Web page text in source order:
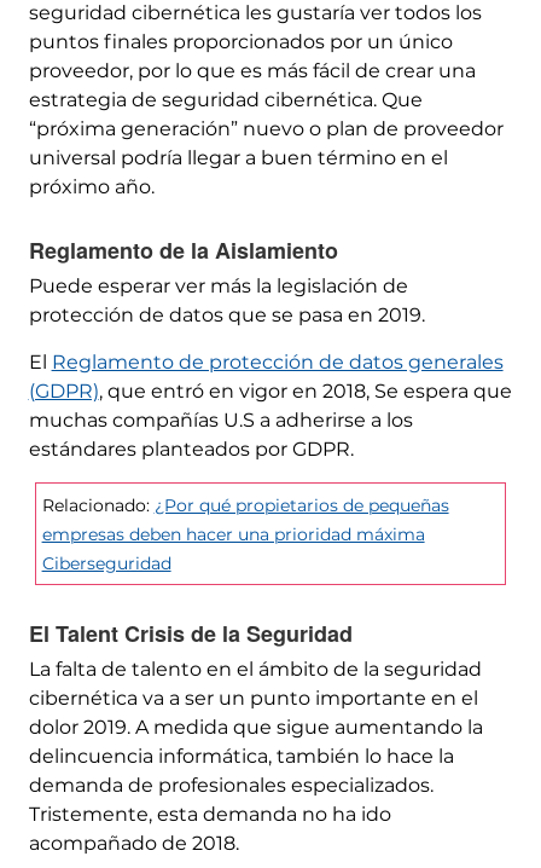
seguridad cibernética les gustaría ver todos los
puntos finales proporcionados por un único
proveedor, por lo que es más fácil de crear una
estrategia de seguridad cibernética. Que
“próxima generación” nuevo o plan de proveedor
universal podría llegar a buen término en el
próximo año.
Reglamento de la Aislamiento
Puede esperar ver más la legislación de
protección de datos que se pasa en 2019.
El Reglamento de protección de datos generales
(GDPR), que entró en vigor en 2018, Se espera que
muchas compañías U.S a adherirse a los
estándares planteados por GDPR.
Relacionado: ¿Por qué propietarios de pequeñas
empresas deben hacer una prioridad máxima
Ciberseguridad
El Talent Crisis de la Seguridad
La falta de talento en el ámbito de la seguridad
cibernética va a ser un punto importante en el
dolor 2019. A medida que sigue aumentando la
delincuencia informática, también lo hace la
demanda de profesionales especializados.
Tristemente, esta demanda no ha ido
acompañado de 2018.